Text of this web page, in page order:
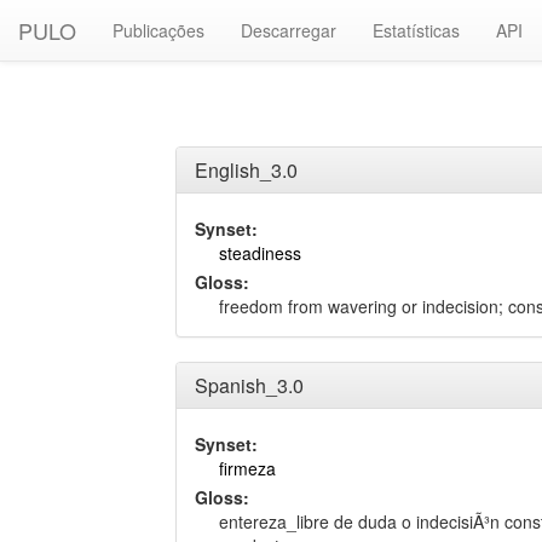
PULO Publicações Descarregar Estatísticas API
English_3.0
Synset:
steadiness
Gloss:
freedom from wavering or indecision;
Spanish_3.0
Synset:
firmeza
Gloss:
entereza_libre de duda o indecisiÃ³n